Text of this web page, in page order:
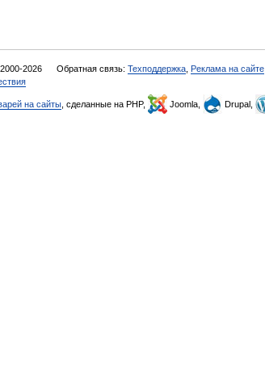
2026 Обратная связь: Техподдержка Реклама на сайте
на сайты , сделанные на PHP, Joomla, Drupal,